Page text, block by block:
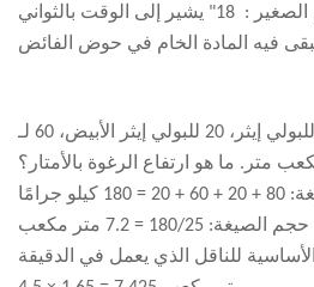
:
18" يشير إلى الوقت بالثواني
المعطى: معدل تدفق الصيغة: 80 كجم في الدقيقة للبولي إيثر، 20 للبولي إيثر الأبيض، 60 لـ TDI، 20 لمسحوق الحجر، سرعة الحزام الناقل 4.5 متر في
جرامًا
حجم الصيغة: 180/25 = 7.2 متر مكعب